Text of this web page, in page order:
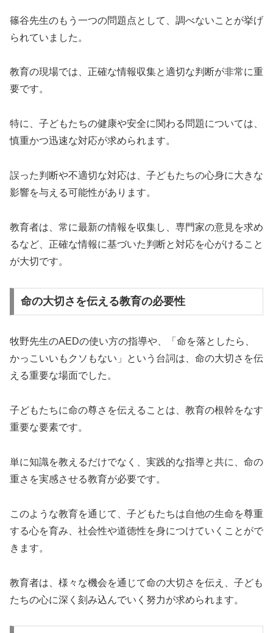
篠谷先生のもう一つの問題点として、調べないことが挙げ
られていました。
教育の現場では、正確な情報収集と適切な判断が非常に重
要です。
特に、子どもたちの健康や安全に関わる問題については、
慎重かつ迅速な対応が求められます。
誤った判断や不適切な対応は、子どもたちの心身に大きな
影響を与える可能性があります。
教育者は、常に最新の情報を収集し、専門家の意見を求め
るなど、正確な情報に基づいた判断と対応を心がけること
が大切です。
命の大切さを伝える教育の必要性
牧野先生のAEDの使い方の指導や、「命を落としたら、
かっこいいもクソもない」という台詞は、命の大切さを伝
える重要な場面でした。
子どもたちに命の尊さを伝えることは、教育の根幹をなす
重要な要素です。
単に知識を教えるだけでなく、実践的な指導と共に、命の
重さを実感させる教育が必要です。
このような教育を通じて、子どもたちは自他の生命を尊重
する心を育み、社会性や道徳性を身につけていくことがで
きます。
教育者は、様々な機会を通じて命の大切さを伝え、子ども
たちの心に深く刻み込んでいく努力が求められます。